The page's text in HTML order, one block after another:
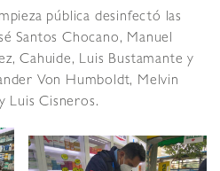
pública desinfectó las
Santos Chocano, Manuel
Cahuide, Luis Bustamante y
Von Humboldt, Melvin
Luis Cisneros.